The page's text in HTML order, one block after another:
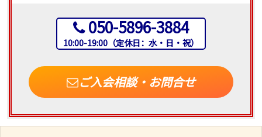
050-5896-3884
10:00-19:00（定休日：水・日・祝）
ご入会相談・お問合せ